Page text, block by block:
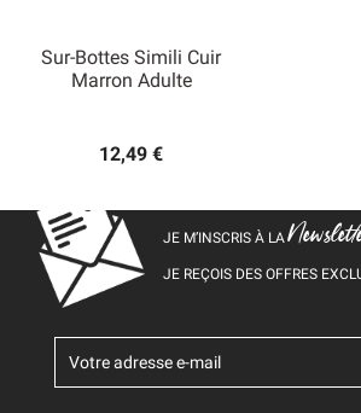
Sur-Bottes Simili Cuir
Marron Adulte
12,49 €
JE M’INSCRIS À LA
JE REÇOIS DES OFFRES